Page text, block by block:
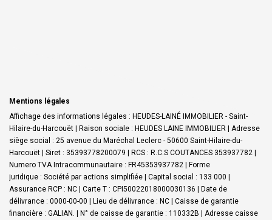
Mentions légales
Affichage des informations légales : HEUDES-LAINÉ IMMOBILIER - Saint-
Hilaire-du-Harcouët | Raison sociale : HEUDES LAINE IMMOBILIER | Adresse
siège social : 25 avenue du Maréchal Leclerc - 50600 Saint-Hilaire-du-
Harcouët | Siret : 35393778200079 | RCS : R.C.S COUTANCES 353937782 |
Numero TVA Intracommunautaire : FR45353937782 | Forme
juridique : Société par actions simplifiée | Capital social : 133 000 |
Assurance RCP : NC | Carte T : CPI50022018000030136 | Date de
délivrance : 0000-00-00 | Lieu de délivrance : NC | Caisse de garantie
financière : GALIAN. | N° de caisse de garantie : 110332B | Adresse caisse